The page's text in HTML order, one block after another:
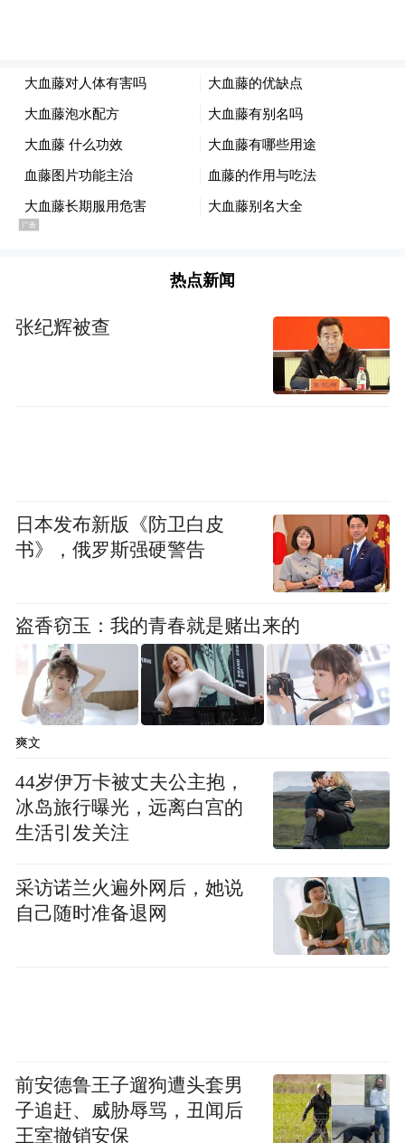
回溯新之科技的发展历程，此次控制权易主
与随之而来的人事调整，实则是其发展轨迹
在面临瓶颈时的一次关键转向。
公司自2007年在青岛成立以来，长期深耕于
废旧聚乙烯的再生循环利用领域，通过回收
重新利用的工业原料。
2016年挂牌新三板后，公司一方面扩建了数
万吨级的实体处理产能，另一方面打造了“新
再生网”这一线上交易平台，一度成为区域内
的行业龙头，2021年营收曾突破14亿元。
然而，尽管盘子做得很大，但利润却始终“提
不上气”。
为-1232.75万元。2025年上半年，新之科技
营业收入为3648万元，净利润为356.38万
因经营策略调整、业绩波动等问题而终止，
其业务结构的单一性和对核心技术投入的不
足，被中介机构明确点出。
热点新闻
张纪辉被查
日本发布新版《防卫白皮
书》，俄罗斯强硬警告
盗香窃玉：我的青春就是赌出来的
爽文
44岁伊万卡被丈夫公主抱，
冰岛旅行曝光，远离白宫的
生活引发关注
采访诺兰火遍外网后，她说
自己随时准备退网
前安德鲁王子遛狗遭头套男
子追赶、威胁辱骂，丑闻后
王室撤销安保